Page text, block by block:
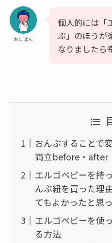
おにぱん
個人的には「
ぶ」のほうが
なりましたら
おんぶすることで
両立before・after
エルゴベビーを持
んぶ紐を買った理
てもよかったと思っ
エルゴベビーを使
る方法